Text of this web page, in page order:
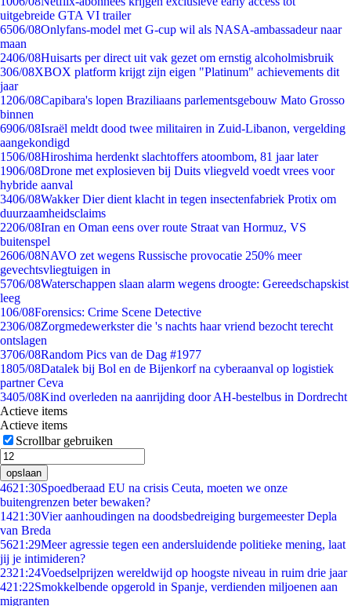
uitgebreide GTA VI trailer
6506/08Onlyfans-model met G-cup wil als NASA-ambassadeur naar
maan
2406/08Huisarts per direct uit vak gezet om ernstig alcoholmisbruik
306/08XBOX platform krijgt zijn eigen "Platinum" achievements dit
jaar
1206/08Capibara's lopen Braziliaans parlementsgebouw Mato Grosso
binnen
6906/08Israël meldt dood twee militairen in Zuid-Libanon, vergelding
aangekondigd
1506/08Hiroshima herdenkt slachtoffers atoombom, 81 jaar later
1906/08Drone met explosieven bij Duits vliegveld voedt vrees voor
hybride aanval
3406/08Wakker Dier dient klacht in tegen insectenfabriek Protix om
duurzaamheidsclaims
2206/08Iran en Oman eens over route Straat van Hormuz, VS
buitenspel
2606/08NAVO zet wegens Russische provocatie 250% meer
gevechtsvliegtuigen in
5706/08Waterschappen slaan alarm wegens droogte: Gereedschapskist
leeg
106/08Forensics: Crime Scene Detective
2306/08Zorgmedewerkster die 's nachts haar vriend bezocht terecht
ontslagen
3706/08Random Pics van de Dag #1977
1805/08Datalek bij Bol en de Bijenkorf na cyberaanval op logistiek
partner Ceva
3405/08Kind overleden na aanrijding door AH-bestelbus in Dordrecht
Actieve items
Actieve items
Scrollbar gebruiken
opslaan
4621:30Spoedberaad EU na crisis Ceuta, moeten we onze
buitengrenzen beter bewaken?
1421:30Vier aanhoudingen na doodsbedreiging burgemeester Depla
van Breda
5621:29Meer agressie tegen een andersluidende politieke mening, laat
jij je intimideren?
2321:24Voedselprijzen wereldwijd op hoogste niveau in ruim drie jaar
421:22Smokkelbende opgerold in Spanje, verdienden miljoenen aan
migranten